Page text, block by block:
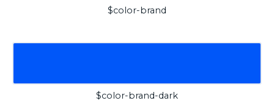
$color-brand
$color-brand-dark